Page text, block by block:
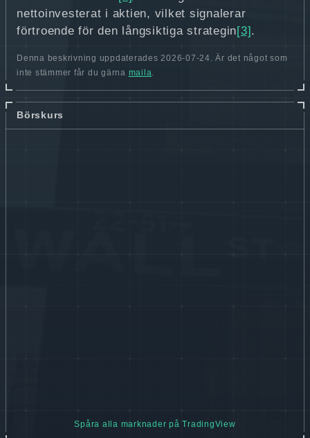
nettoinvesterat i aktien, vilket signalerar
förtroende för den långsiktiga strategin[3] .
Denna beskrivning uppdaterades 2026-07-24. Är det något som
inte stämmer får du gärna maila.
Börskurs
Spåra alla marknader på TradingView